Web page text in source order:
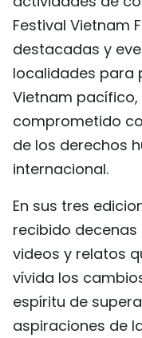
Festival Vietnam
destacadas y
localidades para
Vietnam
comprometido
de los derechos
internacional.
En sus tres
recibido
videos y relatos
vívida los
espíritu de
aspiraciones de